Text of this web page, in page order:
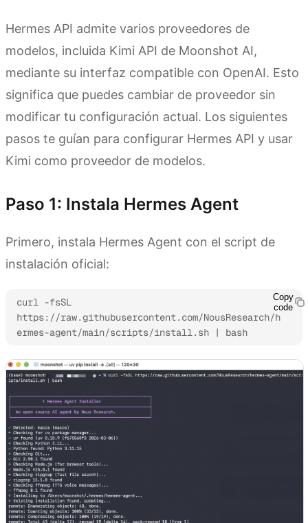
Hermes API admite varios proveedores de
modelos, incluida Kimi API de Moonshot AI,
mediante su interfaz compatible con OpenAI. Esto
significa que puedes cambiar de proveedor sin
modificar tu configuración actual. Los siguientes
pasos te guían para configurar Hermes API y usar
Kimi como proveedor de modelos.
Paso 1: Instala Hermes Agent
Primero, instala Hermes Agent con el script de
instalación oficial:
curl -fsSL
https://raw.githubusercontent.com/NousResearch/h
ermes-agent/main/scripts/install.sh | bash
Copy
code